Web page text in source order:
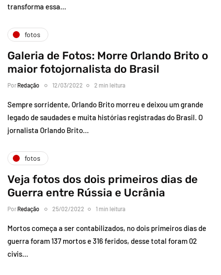
transforma essa…
fotos
Galeria de Fotos: Morre Orlando Brito o
maior fotojornalista do Brasil
Por Redação 12/03/2022 2 min leitura
Sempre sorridente, Orlando Brito morreu e deixou um grande
legado de saudades e muita histórias registradas do Brasil. O
jornalista Orlando Brito…
fotos
Veja fotos dos dois primeiros dias de
Guerra entre Rússia e Ucrânia
Por Redação 25/02/2022 1 min leitura
Mortos começa a ser contabilizados, no dois primeiros dias de
guerra foram 137 mortos e 316 feridos, desse total foram 02
civis…